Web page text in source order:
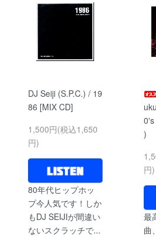
DJ Seiji (S.P.C.) / 19
86 [MIX CD]
1,500円(税込1,650
円)
80年代ヒップホッ
プ今人気です！しか
もDJ SEIJIが間違い
ないスクラッチで...
)
円)
最
曲